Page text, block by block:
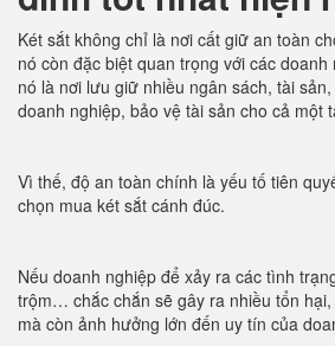
Két sắt không chỉ là nơi cất giữ an toàn
nó còn đặc biệt quan trọng với các
nó là nơi lưu giữ nhiều ngân sách, tài
doanh nghiệp, bảo vệ tài sản cho cả một
Vì thế, độ an toàn chính là yếu tố tiên
chọn mua két sắt cánh đúc.
Nếu doanh nghiệp để xảy ra các tình
trộm… chắc chắn sẽ gây ra nhiều tổn
mà còn ảnh hưởng lớn đến uy tín của